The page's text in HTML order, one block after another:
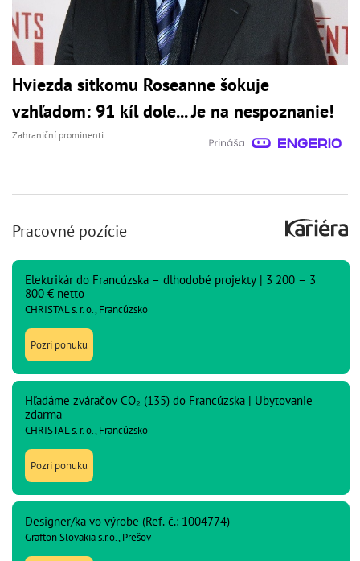
Hviezda sitkomu Roseanne šokuje
vzhľadom: 91 kíl dole... Je na nespoznanie!
Zahraniční prominenti
Pracovné pozície
Elektrikár do Francúzska – dlhodobé projekty | 3 200 – 3
800 € netto
CHRISTAL s. r. o., Francúzsko
Pozri ponuku
Hľadáme zváračov CO₂ (135) do Francúzska | Ubytovanie
zdarma
CHRISTAL s. r. o., Francúzsko
Pozri ponuku
Designer/ka vo výrobe (Ref. č.: 1004774)
Grafton Slovakia s.r.o., Prešov